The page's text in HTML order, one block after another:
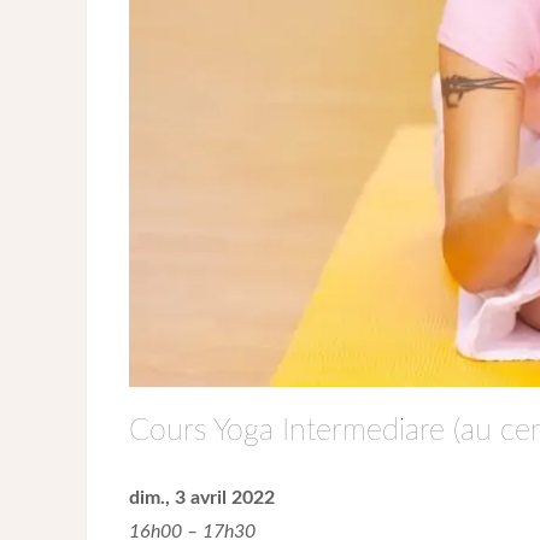
Cours Yoga Intermediare (au
dim., 3 avril 2022
16h00 – 17h30